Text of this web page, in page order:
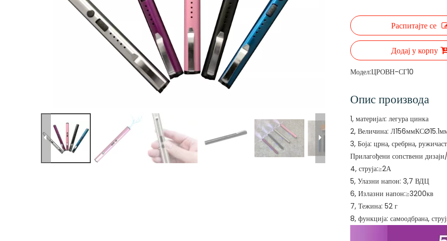
Распитајте се
Додај у корпу
Модел:ЦРОВН-СГ10
Опис производа
1, материјал: легура цинка
2, Величина:
3, Боја: црна, сребрна,
Прилагођени сопствени
4, струја:≥2А
5, Улазни напон: 3,7 ВДЦ
6, Излазни напон:≥3200кв
7, Тежина: 52 г
8, функција: самоодбрана,